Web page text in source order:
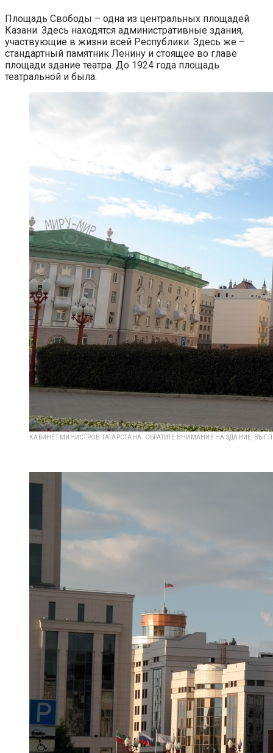
Площадь Свободы – одна из центральных площадей
Казани. Здесь находятся административные здания,
участвующие в жизни всей Республики. Здесь же –
стандартный памятник Ленину и стоящее во главе
площади здание театра. До 1924 года площадь
театральной и была.
КАБИНЕТ МИНИСТРОВ ТАТАРСТАНА. ОБРАТИТЕ ВНИМАНИЕ НА ЗДАНИЕ,